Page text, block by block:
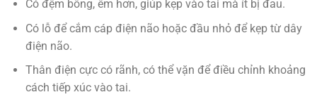
Có đệm bông, êm hơn, giúp kẹp vào tai mà ít bị đau.
Có lỗ để cắm cáp điện não hoặc đầu nhỏ để kẹp từ dây
điện não.
Thân điện cực có rãnh, có thể vặn để điều chỉnh khoảng
cách tiếp xúc vào tai.